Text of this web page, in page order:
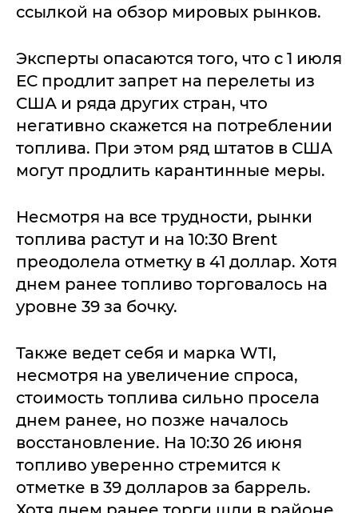
ссылкой на обзор мировых рынков.
Эксперты опасаются того, что с 1 июля
ЕС продлит запрет на перелеты из
США и ряда других стран, что
негативно скажется на потреблении
топлива. При этом ряд штатов в США
могут продлить карантинные меры.
Несмотря на все трудности, рынки
топлива растут и на 10:30 Brent
преодолела отметку в 41 доллар. Хотя
днем ранее топливо торговалось на
уровне 39 за бочку.
Также ведет себя и марка WTI,
несмотря на увеличение спроса,
стоимость топлива сильно просела
днем ранее, но позже началось
восстановление. На 10:30 26 июня
топливо уверенно стремится к
отметке в 39 долларов за баррель.